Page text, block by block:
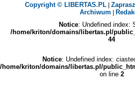
Copyright © LIBERTAS.PL|
Archiwum |
Notice: Undefined index:
/home/kriton/domains/libertas.pl/
44
Notice: Undefined index:
/home/kriton/domains/libertas.pl/
on line 2